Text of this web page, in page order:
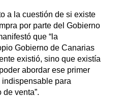
a la cuestión de si existe
por parte del Gobierno
que “la
Gobierno de Canarias
existió, sino que existía
abordar ese primer
para
venta”.